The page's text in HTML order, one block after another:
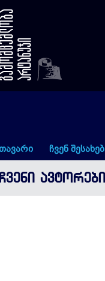
ჩვენ შესახებ
ᲩᲕᲔᲜᲘ ᲐᲕᲢᲝᲠᲔᲑᲘ